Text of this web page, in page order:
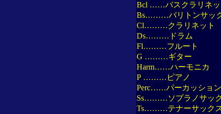
Bcl ……バスクラリネ
Bs………バリトンサッ
Cl………クラリネット
Ds………ドラム
Fl………フルート
G ………ギター
Harm……ハーモニカ
P ………ピアノ
Perc……パーカッション
Ss………ソプラノサッ
Ts………テナーサック